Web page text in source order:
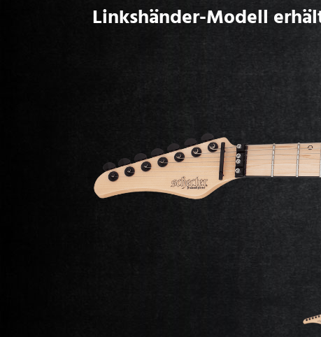
Linkshänder-Modell